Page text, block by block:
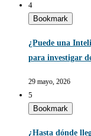
4
Bookmark
¿Puede una
para investigar
29 mayo, 2026
5
Bookmark
¿Hasta dónde